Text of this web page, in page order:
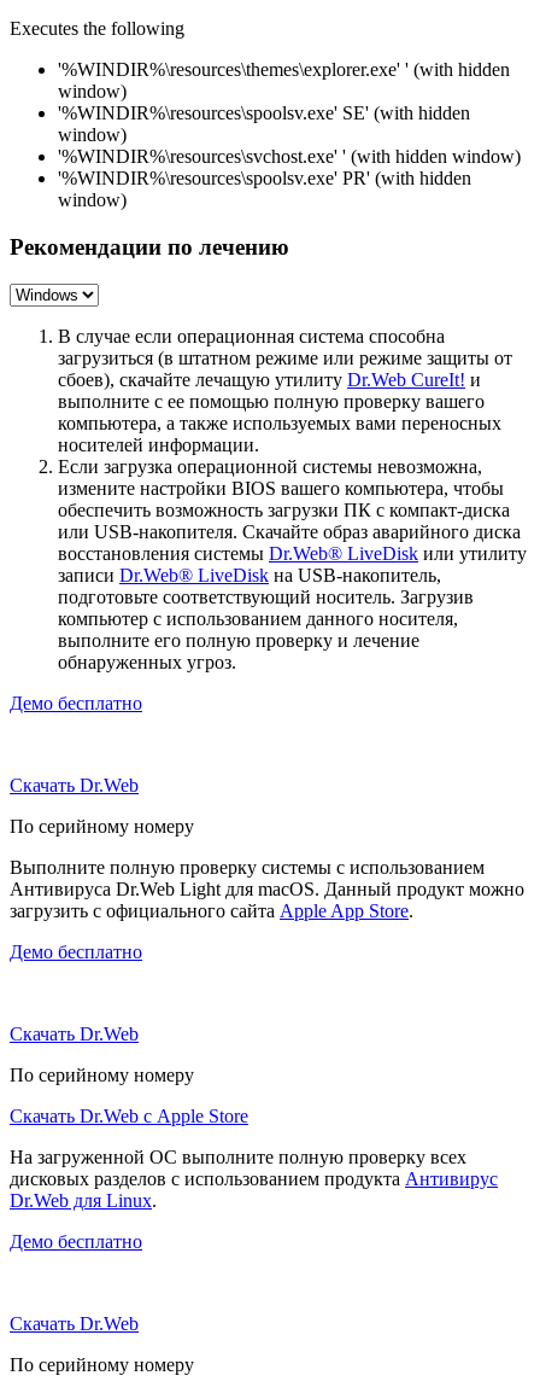
Executes the following
'%WINDIR%\resources\themes\explorer.exe' ' (with hidden
window)
'%WINDIR%\resources\spoolsv.exe' SE' (with hidden
window)
'%WINDIR%\resources\svchost.exe' ' (with hidden window)
'%WINDIR%\resources\spoolsv.exe' PR' (with hidden
window)
Рекомендации по лечению
В случае если операционная система способна
загрузиться (в штатном режиме или режиме защиты от
сбоев), скачайте лечащую утилиту Dr.Web CureIt! и
выполните с ее помощью полную проверку вашего
компьютера, а также используемых вами переносных
носителей информации.
Если загрузка операционной системы невозможна,
измените настройки BIOS вашего компьютера, чтобы
обеспечить возможность загрузки ПК с компакт-диска
или USB-накопителя. Скачайте образ аварийного диска
восстановления системы Dr.Web® LiveDisk или утилиту
записи Dr.Web® LiveDisk на USB-накопитель,
подготовьте соответствующий носитель. Загрузив
компьютер с использованием данного носителя,
выполните его полную проверку и лечение
обнаруженных угроз.
Демо бесплатно
Скачать Dr.Web
По серийному номеру
Выполните полную проверку системы с использованием
Антивируса Dr.Web Light для macOS. Данный продукт можно
загрузить с официального сайта Apple App Store.
Демо бесплатно
Скачать Dr.Web
По серийному номеру
Скачать Dr.Web с Apple Store
На загруженной ОС выполните полную проверку всех
дисковых разделов с использованием продукта Антивирус
Dr.Web для Linux.
Демо бесплатно
Скачать Dr.Web
По серийному номеру